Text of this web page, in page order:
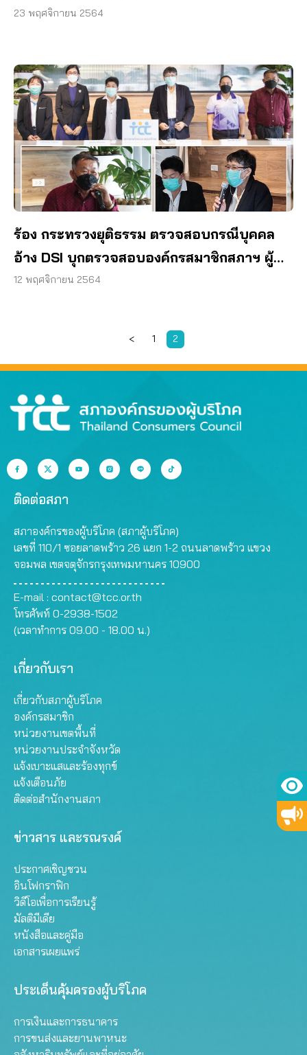
23 พฤศจิกายน 2564
ร้อง กระทรวงยุติธรรม ตรวจสอบกรณีบุคคล
อ้าง DSI บุกตรวจสอบองค์กรสมาชิกสภาฯ ผู้
บริโภค
12 พฤศจิกายน 2564
< 1 2
ติดต่อสภา
สภาองค์กรของผู้บริโภค (สภาผู้บริโภค)
เลขที่ 110/1 ซอยลาดพร้าว 26 แยก 1-2 ถนนลาดพร้าว แขวง
จอมพล เขตจตุจักรกรุงเทพมหานคร 10900
E-mail : contact@tcc.or.th
โทรศัพท์ 0-2938-1502
(เวลาทำการ 09.00 - 18.00 น.)
เกี่ยวกับเรา
เกี่ยวกับสภาผู้บริโภค
องค์กรสมาชิก
หน่วยงานเขตพื้นที่
หน่วยงานประจำจังหวัด
แจ้งเบาะแสและร้องทุกข์
แจ้งเตือนภัย
ติดต่อสำนักงานสภา
ข่าวสาร และรณรงค์
ประกาศเชิญชวน
อินโฟกราฟิก
วิดีโอเพื่อการเรียนรู้
มัลติมีเดีย
หนังสือและคู่มือ
เอกสารเผยแพร่
ประเด็นคุ้มครองผู้บริโภค
การเงินและการธนาคาร
การขนส่งและยานพาหนะ